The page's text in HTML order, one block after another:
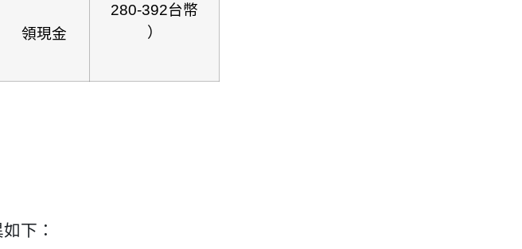
領現金
280-392台幣
）
下：